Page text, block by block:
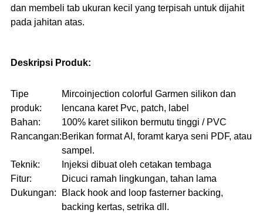
dan membeli tab ukuran kecil yang terpisah untuk dijahit
pada jahitan atas.
Deskripsi Produk:
Tipe
produk:
Mircoinjection colorful Garmen silikon dan
lencana karet Pvc, patch, label
Bahan:
100% karet silikon bermutu tinggi / PVC
Rancangan:Berikan format AI, foramt karya seni PDF, atau
sampel.
Teknik:
Injeksi dibuat oleh cetakan tembaga
Fitur:
Dicuci ramah lingkungan, tahan lama
Dukungan:
Black hook and loop fasterner backing,
backing kertas, setrika dll.